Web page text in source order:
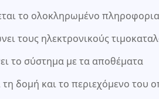
το ολοκληρωμένο
τους ηλεκτρονικούς
το σύστημα με τα αποθέματα
τη δομή και το περιεχόμενο του